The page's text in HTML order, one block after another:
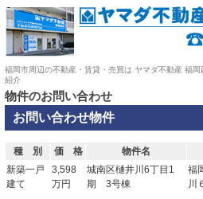
福岡市周辺の不動産・賃貸・売買は ヤマダ不動産 福
紹介
物件のお問い合わせ
お問い合わせ物件
種 別 価 格 物件名
新築一戸
建て
3,598
万円
城南区樋井川6丁目1
期 3号棟
福
川